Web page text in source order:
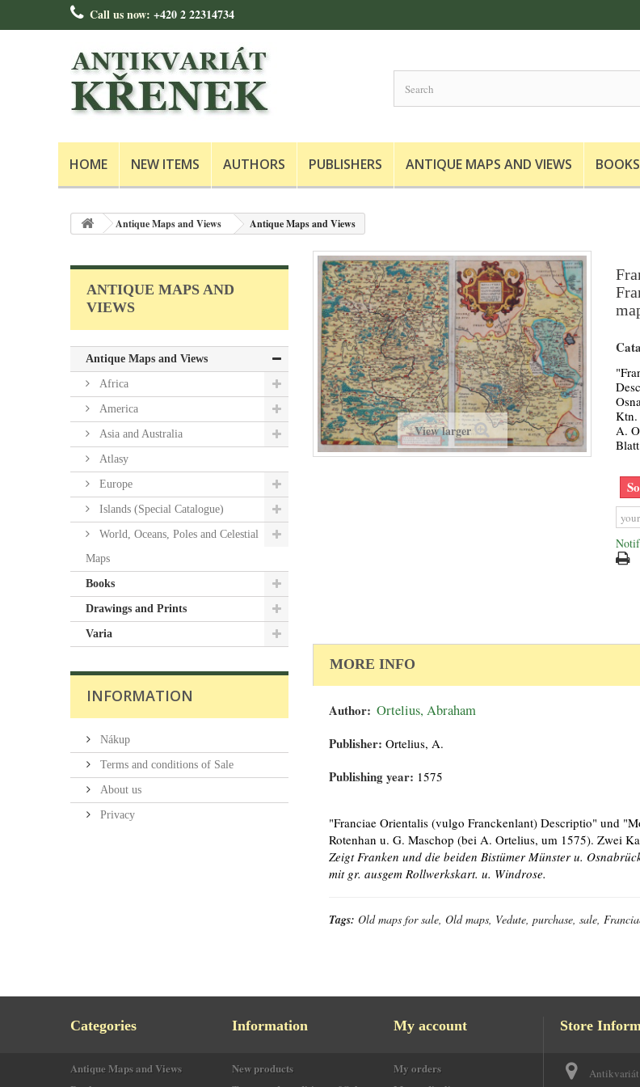
Call us now: +420 2 22314734
HOME NEW ITEMS AUTHORS PUBLISHERS ANTIQUE MAPS AND VIEWS BOOKS
Antique Maps and Views Antique Maps and Views
ANTIQUE MAPS AND
VIEWS
Antique Maps and Views
Africa
America
Asia and Australia
Atlasy
Europe
Islands (Special Catalogue)
World, Oceans, Poles and Celestial
Maps
Books
Drawings and Prints
Varia
INFORMATION
Nákup
Terms and conditions of Sale
About us
Privacy
View larger
Ktn.
A.
MORE INFO
Author: Ortelius, Abraham
Publisher: Ortelius, A.
Publishing year: 1575
"Franciae Orientalis (vulgo Franckenlant) Descriptio" und
Rotenhan u. G. Maschop (bei A. Ortelius, um 1575). Zwei
Zeigt Franken und die beiden Bistümer Münster u.
mit gr. ausgem Rollwerkskart. u. Windrose.
Tags: Old maps for sale, Old maps, Vedute, purchase, sale,
Categories
Antique Maps and Views
Information
New products
My account
My orders
Store